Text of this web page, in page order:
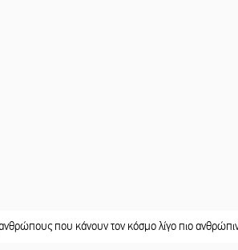
κάνουν τον κόσμο λίγο πιο ανθρώπινο» ||